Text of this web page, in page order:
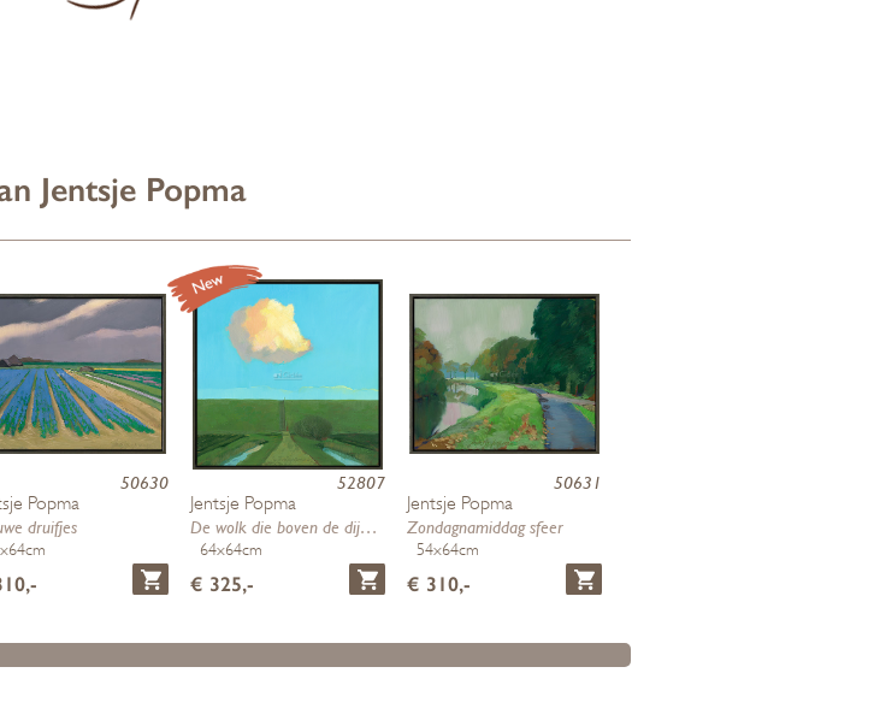
Jentsje Popma
50630
Popma
druifjes
52807
Jentsje Popma
De wolk die boven de dijk versche…
64x64cm
€ 325,-
50631
Jentsje Popma
Zondagnamiddag sfeer
54x64cm
€ 310,-